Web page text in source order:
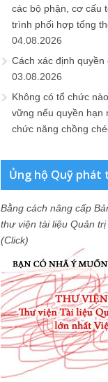
các bộ phận, cơ cấu
trình phối hợp tổng
04.08.2026
Cách xác định quyền
03.08.2026
Không có tổ chức
vững nếu quyền hạn
chức năng chồng
Ủng hộ Quỹ phát
Bằng cách nâng cấp
thư viện tài liệu Quản
(Click)